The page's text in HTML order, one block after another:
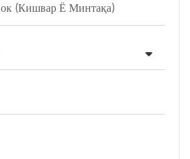
(кишвар Ё Минтақа)